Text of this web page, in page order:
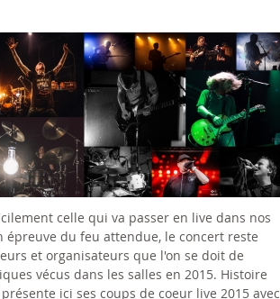
celle qui va passer en live dans nos
du feu attendue, le concert reste
et organisateurs que l'on se doit de
vécus dans les salles en 2015. Histoire
ici ses coups de coeur live 2015 avec